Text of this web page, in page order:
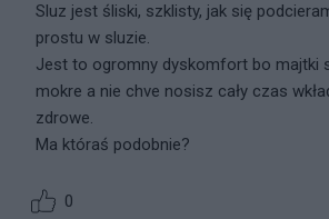
Sluz jest śliski, szklisty, jak się
prostu w sluzie.
Jest to ogromny dyskomfort bo majtki
mokre a nie chve nosisz cały czas
zdrowe.
Ma któraś podobnie?
0